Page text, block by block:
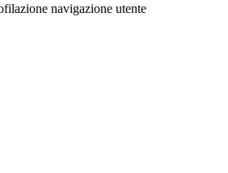
navigazione utente